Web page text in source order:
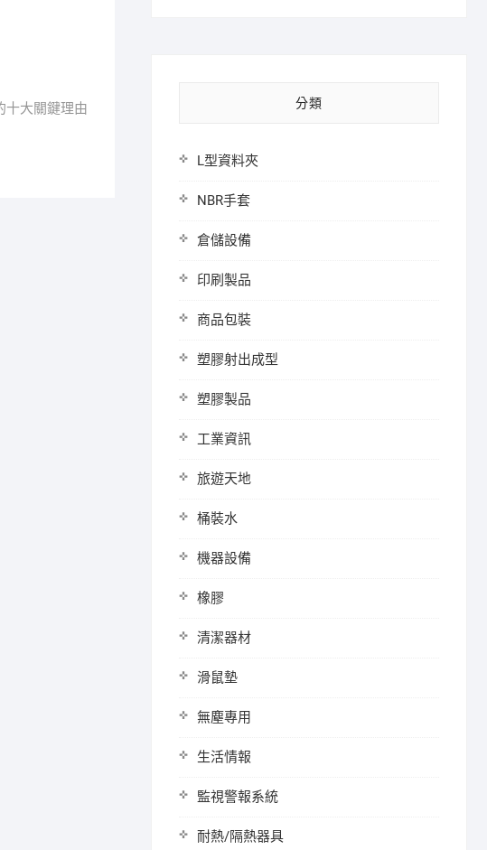
十大關鍵理由 分類
L型資料夾
NBR手套
倉儲設備
印刷製品
商品包裝
塑膠射出成型
塑膠製品
工業資訊
旅遊天地
桶裝水
機器設備
橡膠
清潔器材
滑鼠墊
無塵專用
生活情報
監視警報系統
耐熱/隔熱器具